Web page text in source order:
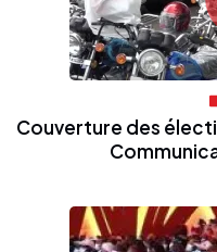
Couverture des